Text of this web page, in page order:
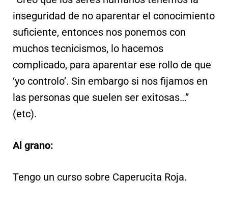
inseguridad de no aparentar el conocimiento
suficiente, entonces nos ponemos con
muchos tecnicismos, lo hacemos
complicado, para aparentar ese rollo de que
‘yo controlo’. Sin embargo si nos fijamos en
las personas que suelen ser exitosas…”
(etc).
Al grano:
Tengo un curso sobre Caperucita Roja.